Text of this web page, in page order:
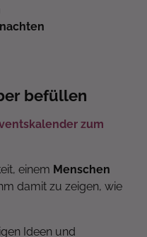
befüllen
zum
einem Menschen
damit zu zeigen, wie
Ideen und